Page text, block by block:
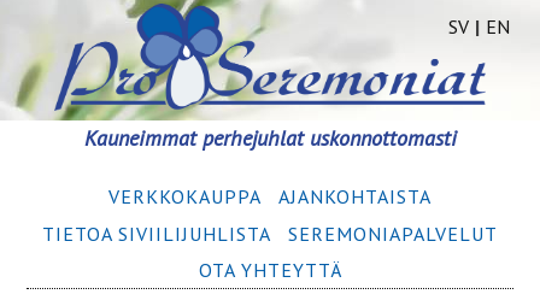
SV | EN
Kauneimmat perhejuhlat uskonnottomasti
Ensisijainen
valikko
VERKKOKAUPPA
AJANKOHTAISTA
TIETOA SIVIILIJUHLISTA
SEREMONIA­­PALVELUT
OTA YHTEYTTÄ